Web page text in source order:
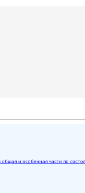
и особенная части по